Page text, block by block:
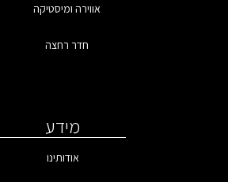
אווירה ומיסטיקה
חדר רחצה
מידע
אודותינו